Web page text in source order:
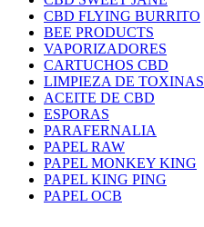
CBD FLYING BURRITO
BEE PRODUCTS
VAPORIZADORES
CARTUCHOS CBD
LIMPIEZA DE TOXINAS
ACEITE DE CBD
ESPORAS
PARAFERNALIA
PAPEL RAW
PAPEL MONKEY KING
PAPEL KING PING
PAPEL OCB